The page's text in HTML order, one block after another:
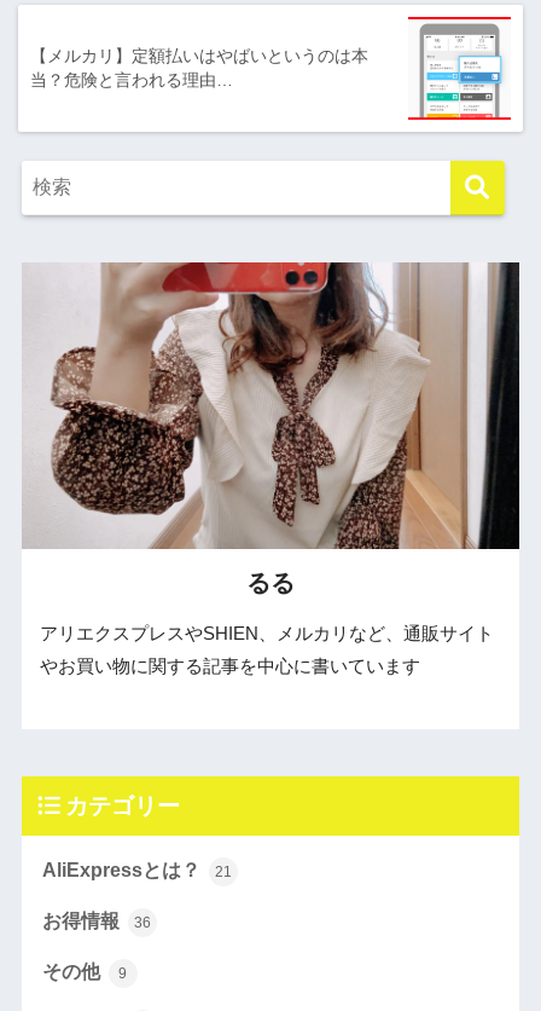
【メルカリ】定額払いはやばいというのは本
当？危険と言われる理由…
るる
アリエクスプレスやSHIEN、メルカリなど、通販サイト
やお買い物に関する記事を中心に書いています
カテゴリー
AliExpressとは？ 21
お得情報 36
その他 9